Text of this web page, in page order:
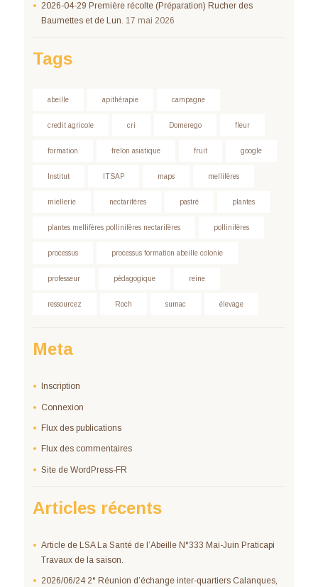
2026-04-29 Première récolte (Préparation) Rucher des
Baumettes et de Lun. 17 mai 2026
Tags
abeille apithérapie campagne
credit agricole cri Domerego fleur
formation frelon asiatique fruit google
Institut ITSAP maps mellifères
miellerie nectarifères pastré plantes
plantes mellifères pollinifères nectarifères pollinifères
processus processus formation abeille colonie
professeur pédagogique reine
ressourcez Roch sumac élevage
Meta
Inscription
Connexion
Flux des publications
Flux des commentaires
Site de WordPress-FR
Articles récents
Article de LSA La Santé de l’Abeille N°333 Mai-Juin Praticapi
Travaux de la saison.
2026/06/24 2° Réunion d’échange inter-quartiers Calanques,